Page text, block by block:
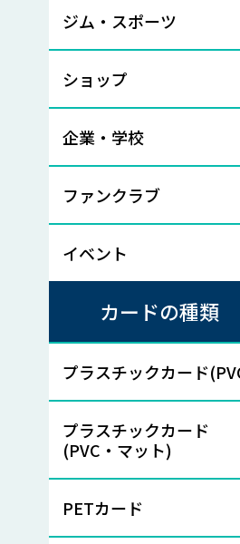
ジム・スポーツ
ショップ
企業・学校
ファンクラブ
イベント
カードの種類
プラスチックカード
プラスチックカード
(PVC・マット)
PETカード